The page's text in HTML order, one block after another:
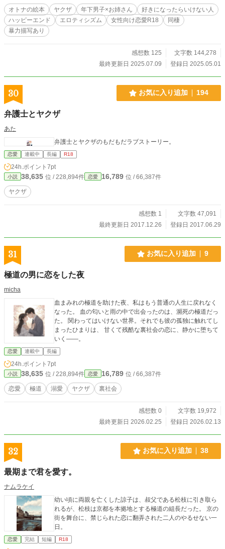
オトナの絵本 ヤクザ 年下男子×お姉さん
好きになったらいけない人
ハッピーエンド
エロティシズム 女性向け恋愛R18
同棲
暴力描写あり
感想数 125
文字数 144,278
最終更新日 2025.07.09
登録日 2025.05.01
30 お気に入り追加 194
弁護士とヤクザ
あた
弁護士とヤクザのもだもだラブストーリー。
恋愛 連載中 長編 R18
24h.ポイント 7pt
小説 38,635 位 / 228,894件 恋愛 16,789 位 / 66,387件
ヤクザ
感想数 1
文字数 47,091
最終更新日 2017.12.26
登録日 2017.06.29
31 お気に入り追加 9
極道の男に恋をした夜
micha
血まみれの極道を助けた夜、私はもう普通の人生に戻れなく
なった。 血の匂いと雨の中で出会ったのは、瀕死の極道だっ
た。 関わってはいけない世界。それでも彼の孤独に触れてし
まったひまりは、 甘くて残酷な裏社会の恋に、静かに堕ちて
いく――。
恋愛 連載中 長編
24h.ポイント 7pt
小説 38,635 位 / 228,894件 恋愛 16,789 位 / 66,387件
恋愛 極道 溺愛 ヤクザ 裏社会
感想数 0
文字数 19,972
最終更新日 2026.02.25
登録日 2026.02.13
32 お気に入り追加 38
最期まで君を愛す。
ナムラケイ
幼い頃に両親を亡くした諒子は、叔父である松枝に引き取ら
れるが、松枝は京都を本拠地とする極道の組長だった。 京の
街を舞台に、禁じられた恋に翻弄された二人のやるせない一
日。
恋愛 完結 短編 R18